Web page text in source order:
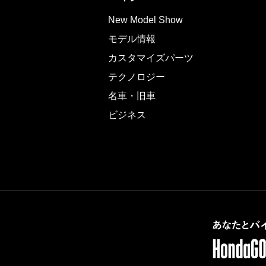
New Model Show
モデル情報
カスタマイズパーツ
テクノロジー
名車・旧車
ビジネス